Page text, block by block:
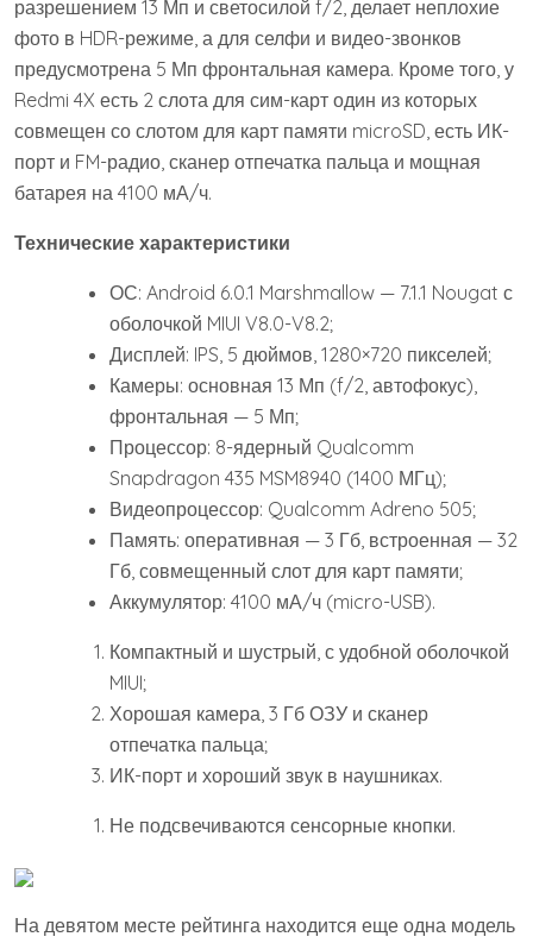
разрешением 13 Мп и светосилой f/2, делает неплохие
фото в HDR-режиме, а для селфи и видео-звонков
предусмотрена 5 Мп фронтальная камера. Кроме того, у
Redmi 4X есть 2 слота для сим-карт один из которых
совмещен со слотом для карт памяти microSD, есть ИК-
порт и FM-радио, сканер отпечатка пальца и мощная
батарея на 4100 мА/ч.
Технические характеристики
ОС: Android 6.0.1 Marshmallow — 7.1.1 Nougat с
оболочкой MIUI V8.0-V8.2;
Дисплей: IPS, 5 дюймов, 1280×720 пикселей;
Камеры: основная 13 Мп (f/2, автофокус),
фронтальная — 5 Мп;
Процессор: 8-ядерный Qualcomm
Snapdragon 435 MSM8940 (1400 МГц);
Видеопроцессор: Qualcomm Adreno 505;
Память: оперативная — 3 Гб, встроенная — 32
Гб, совмещенный слот для карт памяти;
Аккумулятор: 4100 мА/ч (micro-USB).
Компактный и шустрый, с удобной оболочкой
MIUI;
Хорошая камера, 3 Гб ОЗУ и сканер
отпечатка пальца;
ИК-порт и хороший звук в наушниках.
Не подсвечиваются сенсорные кнопки.
На девятом месте рейтинга находится еще одна модель